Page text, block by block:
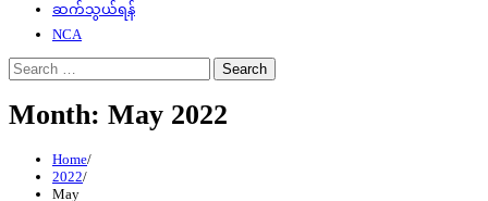
ဆက်သွယ်ရန်
NCA
Search
for:
Month: May 2022
Home
2022
May